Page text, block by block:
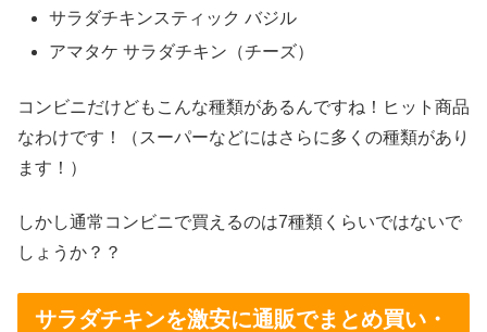
サラダチキンスティック バジル
アマタケ サラダチキン（チーズ）
コンビニだけどもこんな種類があるんですね！ヒット商品
なわけです！（スーパーなどにはさらに多くの種類があり
ます！）
しかし通常コンビニで買えるのは7種類くらいではないで
しょうか？？
サラダチキンを激安に通販でまとめ買い・